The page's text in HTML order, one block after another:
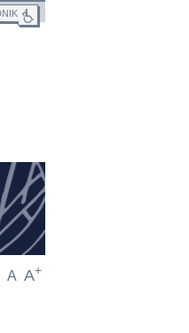
A A+